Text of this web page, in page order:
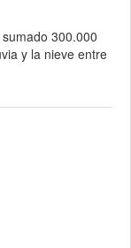
300.000
y la nieve entre